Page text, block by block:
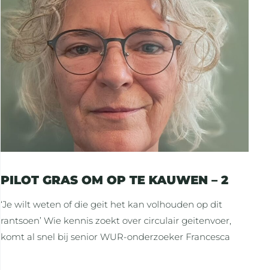
PILOT GRAS OM OP TE KAUWEN – 2
‘Je wilt weten of die geit het kan volhouden op dit
rantsoen’ Wie kennis zoekt over circulair geitenvoer,
komt al snel bij senior WUR-onderzoeker Francesca